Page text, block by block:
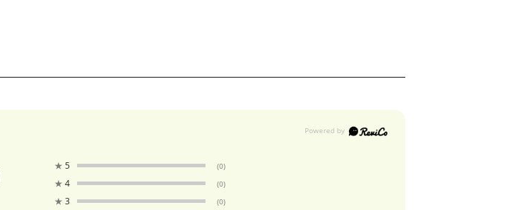
★ 5 (0)
★ 4 (0)
★ 3 (0)